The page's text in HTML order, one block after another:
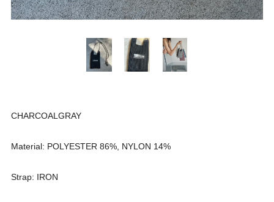
CHARCOALGRAY
Material: POLYESTER 86%, NYLON 14%
Strap: IRON